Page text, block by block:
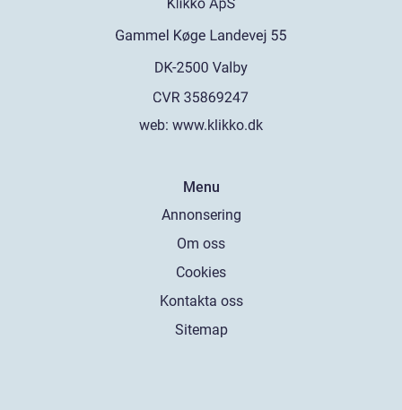
web: www.klikko.dk
Menu
Annonsering
Om oss
Cookies
Kontakta oss
Sitemap